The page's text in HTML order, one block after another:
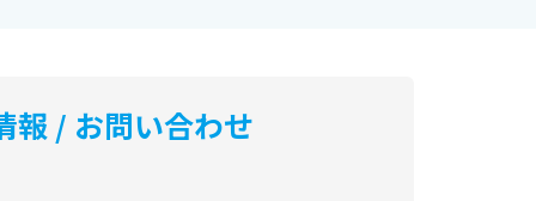
報 / お問い合わせ